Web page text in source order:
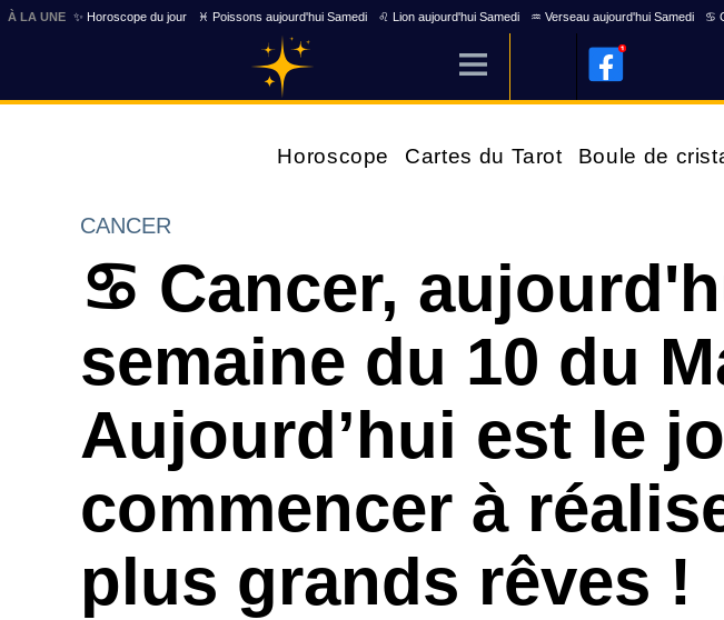
À LA UNE ✨ Horoscope du jour ♓ Poissons aujourd'hui Samedi ♌ Lion aujourd'hui Samedi ♒ Verseau aujourd'hui Samedi ♋
Horoscope Cartes du Tarot Boule de
CANCER
♋ Cancer,
semaine du 10 du
Aujourd’hui est le
commencer à
plus grands rêves !